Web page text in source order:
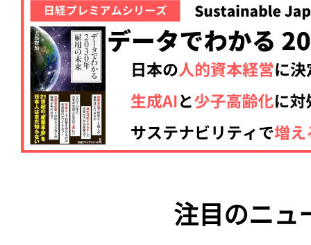
注目のニュ